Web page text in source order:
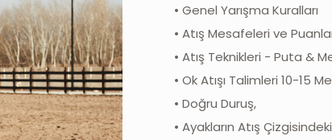
• Genel Yarışma Kuralları
• Atış Mesafeleri ve
• Atış Teknikleri - Puta &
• Ok Atışı Talimleri 10-15
• Doğru Duruş,
• Ayakların Atış